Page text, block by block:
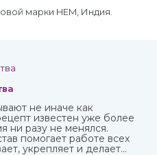
марки HEM, Индия.
не иначе как
известен уже более
ни разу не менялся.
помогает работе всех
укрепляет и делает